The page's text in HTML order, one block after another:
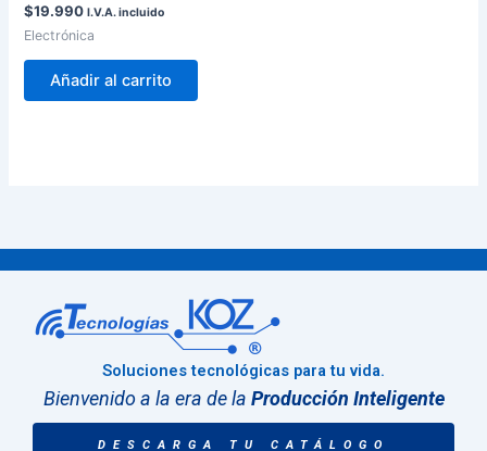
$19.990 I.V.A. incluido
Electrónica
Añadir al carrito
Soluciones tecnológicas para tu vida.
Bienvenido a la era de la Producción Inteligente
DESCARGA TU CATÁLOGO